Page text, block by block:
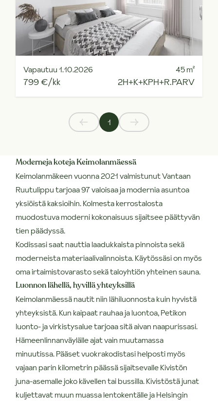
Vapautuu 1.10.2026
799 €/kk
45m²
2H+K+KPH+R.PARV
1
Moderneja koteja Keimolanmäessä
Keimolanmäkeen vuonna 2021 valmistunut Vantaan
Ruutulippu tarjoaa 97 valoisaa ja modernia asuntoa
yksiöistä kaksioihin. Kolmesta kerrostalosta
muodostuva moderni kokonaisuus sijaitsee päättyvän
tien päädyssä.
Kodissasi saat nauttia laadukkaista pinnoista sekä
moderneista materiaalivalinnoista. Käytössäsi on myös
oma irtaimistovarasto sekä taloyhtiön yhteinen sauna.
Luonnon lähellä, hyvillä yhteyksillä
Keimolanmäessä nautit niin lähiluonnosta kuin hyvistä
yhteyksistä. Kun kaipaat rauhaa ja luontoa, Petikon
luonto- ja virkistysalue tarjoaa sitä aivan naapurissasi.
Hämeenlinnanväylälle ajat vain muutamassa
minuutissa. Pääset vuokrakodistasi helposti myös
vajaan parin kilometrin päässä sijaitsevalle Kivistön
juna-asemalle joko kävellen tai bussilla. Kivistöstä junat
kuljettavat muun muassa lentokentälle ja Helsingin